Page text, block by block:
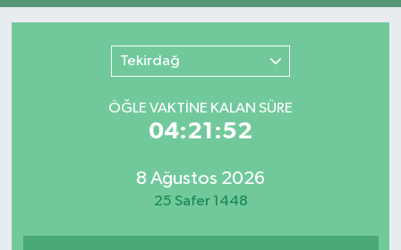
Tekirdağ
ÖĞLE VAKTİNE KALAN SÜRE
04:21:52
8 Ağustos 2026
25 Safer 1448
Süper Lig Puan Durumu ve Fikstür
Son Dakika Haberleri